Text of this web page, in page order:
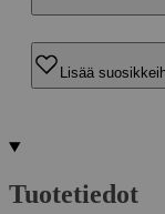
Lisää
Tuotetiedot